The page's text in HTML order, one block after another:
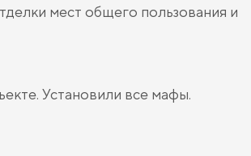
мест общего пользования и
Установили все мафы.